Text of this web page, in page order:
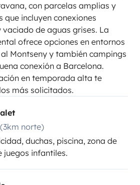
con parcelas amplias y
incluyen conexiones
vaciado de aguas grises. La
ofrece opciones en entornos
Montseny y también campings
conexión a Barcelona.
en temporada alta te
más solicitados.
norte)
duchas, piscina, zona de
juegos infantiles.